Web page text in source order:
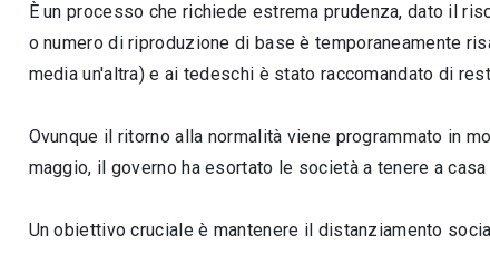
È un processo che richiede estrema prudenza, dato il
o numero di riproduzione di base è temporaneamente
media un'altra) e ai tedeschi è stato raccomandato di
Ovunque il ritorno alla normalità viene programmato in
maggio, il governo ha esortato le società a tenere a
Un obiettivo cruciale è mantenere il distanziamento